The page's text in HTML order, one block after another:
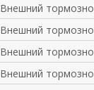
Внешний
Внешний
Внешний
Внешний